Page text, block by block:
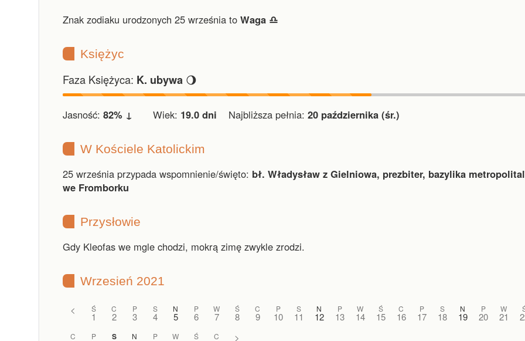
Znak zodiaku urodzonych 25 września to Waga ♎︎
Księżyc
Faza Księżyca: K. ubywa 🌖
Jasność: 82% ↓ Wiek: 19.0 dni Najbliższa pełnia: 20 października (śr.)
W Kościele Katolickim
25 września przypada wspomnienie/święto: bł. Władysław z Gielniowa, prezbiter, bazylika
we Fromborku
Przysłowie
Gdy Kleofas we mgle chodzi, mokrą zimę zwykle zrodzi.
Wrzesień 2021
< Ś
1
C
2
P
3
S
4
N
5
P
6
W
7
Ś
8
C
9
P
10
S
11
N
12
P
13
W
14
Ś
15
C
16
P
17
S
18
N
19
P
20
W
21
C P S N P W Ś C >